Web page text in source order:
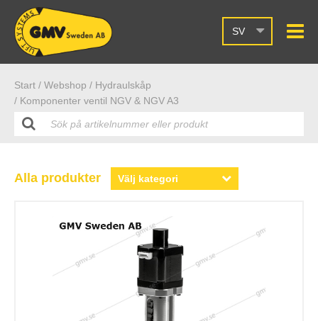
SV
Start / Webshop / Hydraulskåp
/ Komponenter ventil NGV & NGV A3
Alla produkter